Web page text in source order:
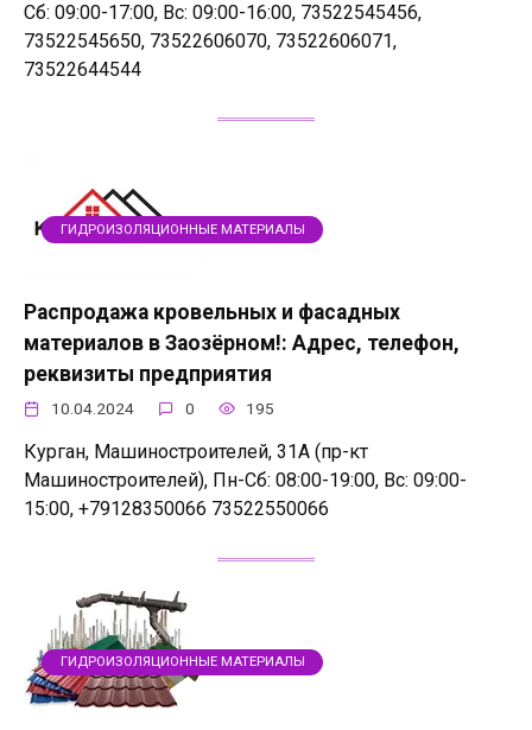
Сб: 09:00-17:00, Вс: 09:00-16:00, 73522545456,
73522545650, 73522606070, 73522606071,
73522644544
ГИДРОИЗОЛЯЦИОННЫЕ МАТЕРИАЛЫ
Распродажа кровельных и фасадных
материалов в Заозёрном!: Адрес, телефон,
реквизиты предприятия
10.04.2024 0 195
Курган, Машиностроителей, 31А (пр-кт
Машиностроителей), Пн-Сб: 08:00-19:00, Вс: 09:00-
15:00, +79128350066 73522550066
ГИДРОИЗОЛЯЦИОННЫЕ МАТЕРИАЛЫ